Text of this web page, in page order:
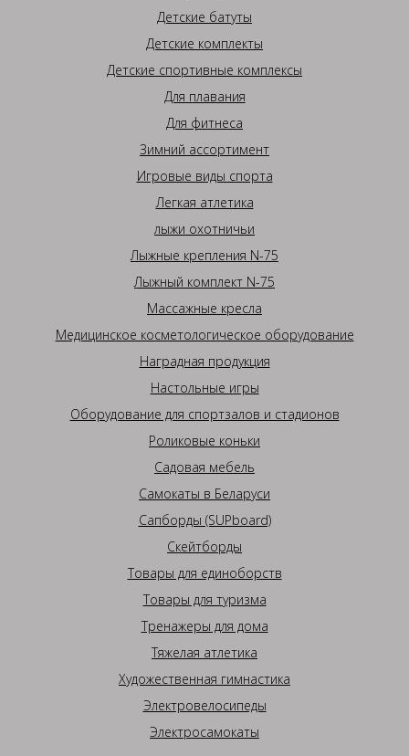
Детские батуты
Детские комплекты
Детские спортивные комплексы
Для плавания
Для фитнеса
Зимний ассортимент
Игровые виды спорта
Легкая атлетика
лыжи охотничьи
Лыжные крепления N-75
Лыжный комплект N-75
Массажные кресла
Медицинское косметологическое оборудование
Наградная продукция
Настольные игры
Оборудование для спортзалов и стадионов
Роликовые коньки
Садовая мебель
Самокаты в Беларуси
Сапборды (SUPboard)
Скейтборды
Товары для единоборств
Товары для туризма
Тренажеры для дома
Тяжелая атлетика
Художественная гимнастика
Электровелосипеды
Электросамокаты